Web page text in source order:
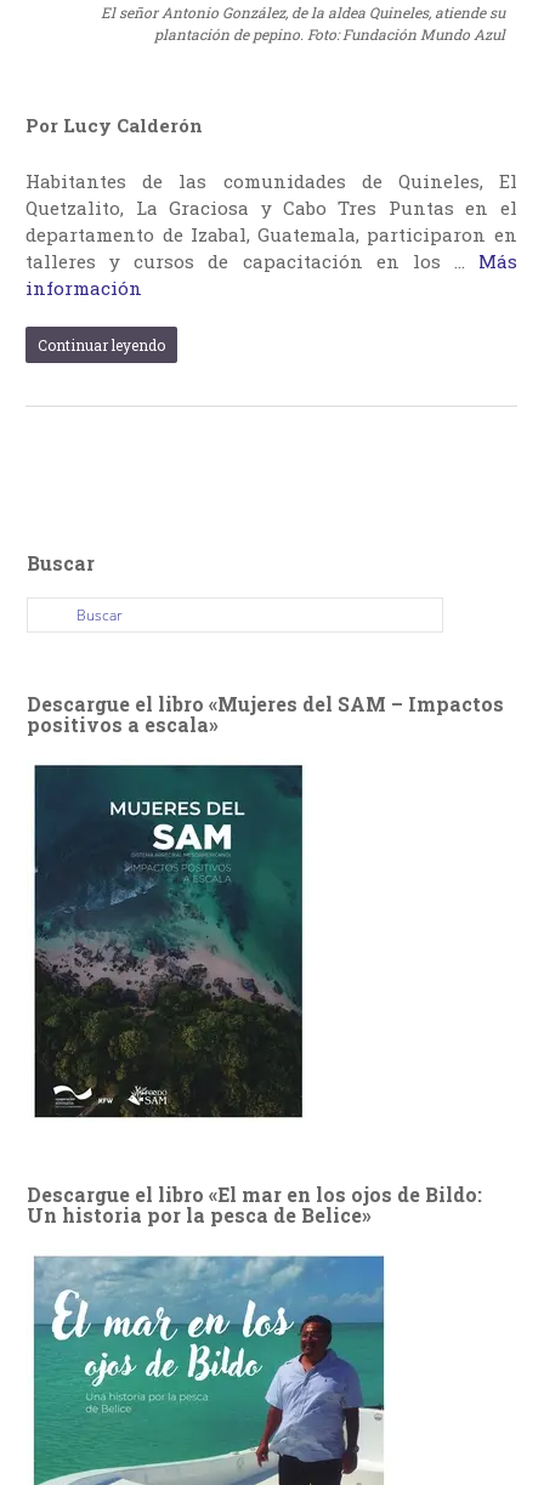
El señor Antonio González, de la aldea Quineles, atiende su
plantación de pepino. Foto: Fundación Mundo Azul
Por Lucy Calderón
Habitantes de las comunidades de Quineles, El
Quetzalito, La Graciosa y Cabo Tres Puntas en el
departamento de Izabal, Guatemala, participaron en
talleres y cursos de capacitación en los … Más
información
Continuar leyendo
Buscar
Descargue el libro «Mujeres del SAM – Impactos
positivos a escala»
Descargue el libro «El mar en los ojos de Bildo:
Un historia por la pesca de Belice»